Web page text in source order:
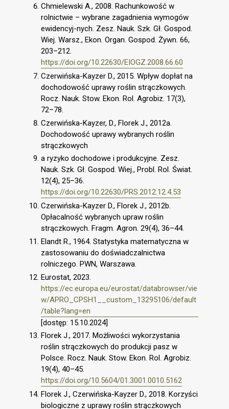
Chmielewski A., 2008. Rachunkowość w
rolnictwie – wybrane zagadnienia wymogów
ewidencyj-nych. Zesz. Nauk. Szk. Gł. Gospod.
Wiej. Warsz., Ekon. Organ. Gospod. Żywn. 66,
203–212.
https://doi.org/10.22630/EIOGZ.2008.66.60
Czerwińska-Kayzer D., 2015. Wpływ dopłat na
dochodowość uprawy roślin strączkowych.
Rocz. Nauk. Stow. Ekon. Rol. Agrobiz. 17(3),
72–78.
Czerwińska-Kayzer, D., Florek J., 2012a.
Dochodowość uprawy wybranych roślin
strączkowych
a ryzyko dochodowe i produkcyjne. Zesz.
Nauk. Szk. Gł. Gospod. Wiej., Probl. Rol. Świat.
12(4), 25–36.
https://doi.org/10.22630/PRS.2012.12.4.53
Czerwińska-Kayzer D., Florek J., 2012b.
Opłacalność wybranych upraw roślin
strączkowych. Fragm. Agron. 29(4), 36–44.
Elandt R., 1964. Statystyka matematyczna w
zastosowaniu do doświadczalnictwa
rolniczego. PWN, Warszawa.
Eurostat, 2023.
https://ec.europa.eu/eurostat/databrowser/vie
w/APRO_CPSH1__custom_13295106/default
/table?lang=en
[dostęp: 15.10.2024]
Florek J., 2017. Możliwości wykorzystania
roślin strączkowych do produkcji pasz w
Polsce. Rocz. Nauk. Stow. Ekon. Rol. Agrobiz.
19(4), 40–45.
https://doi.org/10.5604/01.3001.0010.5162
Florek J., Czerwińska-Kayzer D., 2018. Korzyści
biologiczne z uprawy roślin strączkowych